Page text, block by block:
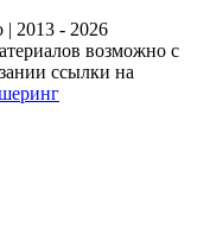
| 2013 - 2026
возможно с
ссылки на